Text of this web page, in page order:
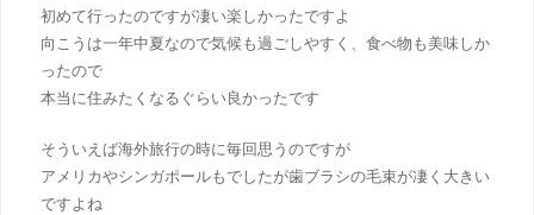
初めて行ったのですが凄い楽しかったですよ
向こうは一年中夏なので気候も過ごしやすく、食べ物も美味しか
ったので
本当に住みたくなるぐらい良かったです
そういえば海外旅行の時に毎回思うのですが
アメリカやシンガポールもでしたが歯ブラシの毛束が凄く大きい
ですよね